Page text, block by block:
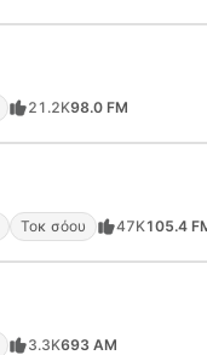
21.2K98.0 FM
Τοκ σόου 47K105.4
3.3K693 AM